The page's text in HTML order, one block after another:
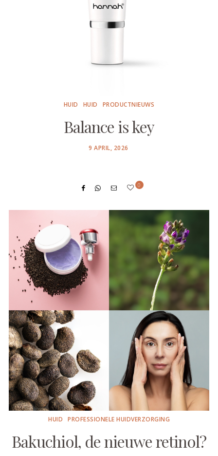
HUID HUID PRODUCTNIEUWS
Balance is key
POSTED
9 APRIL, 2026
0
HUID PROFESSIONELE HUIDVERZORGING
Bakuchiol, de nieuwe retinol?